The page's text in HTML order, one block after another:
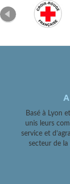
A
Basé à Lyon
unis leurs
service et
secteur de